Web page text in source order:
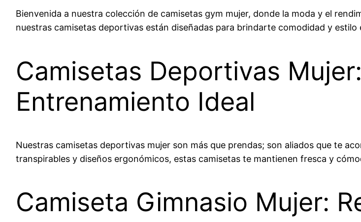
Bienvenida a nuestra colección de camisetas gym mujer, donde la moda y el
nuestras camisetas deportivas están diseñadas para brindarte comodidad y estilo
Camisetas Deportivas
Entrenamiento Ideal
Nuestras camisetas deportivas mujer son más que prendas; son aliados que te
transpirables y diseños ergonómicos, estas camisetas te mantienen fresca y
Camiseta Gimnasio Mujer: